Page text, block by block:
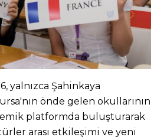
yalnızca Şahinkaya
önde gelen okullarının
platformda buluşturarak
arası etkileşimi ve yeni